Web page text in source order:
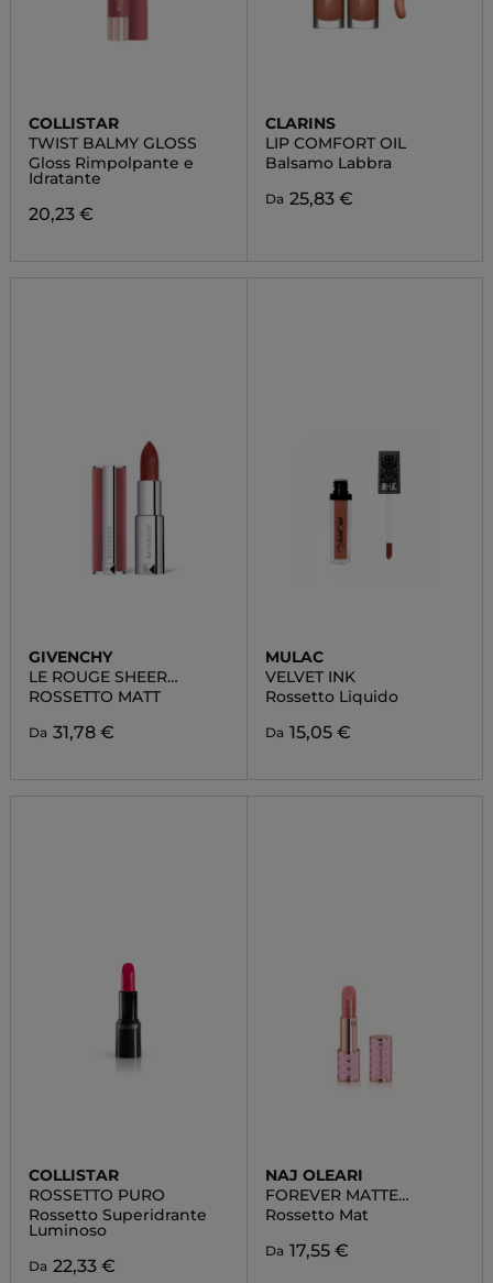
COLLISTAR
TWIST BALMY GLOSS
Gloss Rimpolpante e
Idratante
20,23 €
CLARINS
LIP COMFORT OIL
Balsamo Labbra
Da 25,83 €
GIVENCHY
LE ROUGE SHEER
VELVET
ROSSETTO MATT
Da 31,78 €
MULAC
VELVET INK
Rossetto Liquido
Da 15,05 €
COLLISTAR
ROSSETTO PURO
Rossetto Superidrante
Luminoso
Da 22,33 €
NAJ OLEARI
FOREVER MATTE
LIPSTICK
Rossetto Mat
Da 17,55 €